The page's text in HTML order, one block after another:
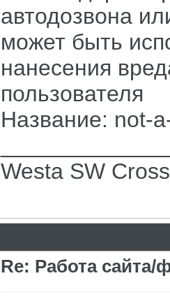
автодозвона
может быть
нанесения
пользователя
Название: not-
Westa SW
Re: Работа сайта/